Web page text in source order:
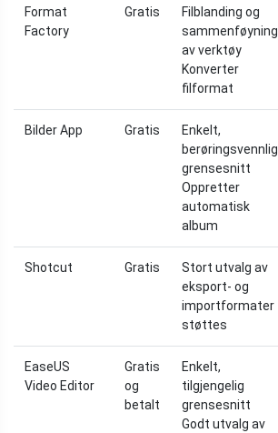
Format
Factory
Gratis
Filblanding og
sammenføyning
av verktøy
Konverter
filformat
Bilder App Gratis
Enkelt,
berøringsvennlig
grensesnitt
Oppretter
automatisk
album
Shotcut Gratis
Stort utvalg av
eksport- og
importformater
støttes
EaseUS
Video Editor
Gratis
og
betalt
Enkelt,
tilgjengelig
grensesnitt
Godt utvalg av